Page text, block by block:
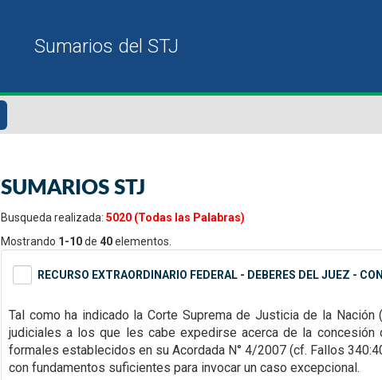
SUMARIOS STJ
Busqueda realizada: 5020 (Todas las Palabras)
Mostrando 1-10de 40elementos.
RECURSO EXTRAORDINARIO FEDERAL - DEBERES DEL JUEZ -
Tal como ha indicado la Corte Suprema de Justicia de la Nación
judiciales a los que les cabe expedirse acerca de la concesión
formales establecidos en su Acordada N° 4/2007 (cf. Fallos
con fundamentos suficientes para invocar un caso excepcional.